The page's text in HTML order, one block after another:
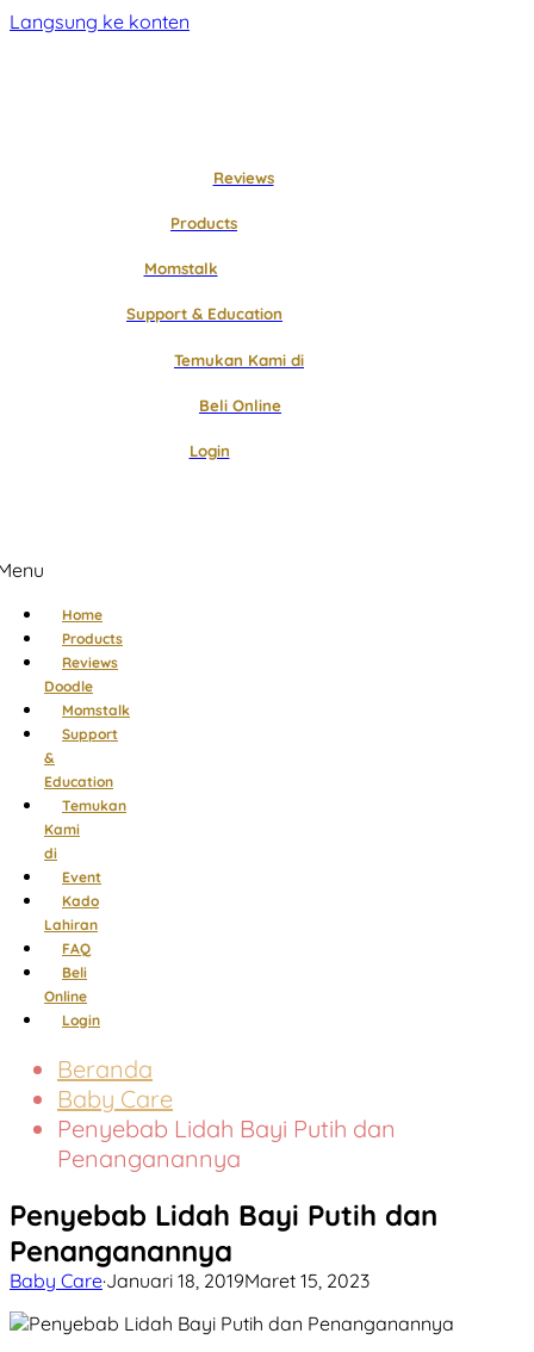
Langsung ke konten
Reviews
Products
Momstalk
Support & Education
Temukan Kami di
Beli Online
Login
Home
Products
Reviews
Doodle
Momstalk
Support
&
Education
Temukan
Kami
di
Event
Kado
Lahiran
FAQ
Beli
Online
Login
Beranda
Baby Care
Penyebab Lidah Bayi Putih dan
Penanganannya
Penyebab Lidah Bayi Putih dan
Penanganannya
Baby Care·Januari 18, 2019Maret 15, 2023